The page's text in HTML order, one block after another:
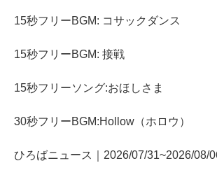
15秒フリーBGM: コサックダンス
15秒フリーBGM: 接戦
15秒フリーソング:おほしさま
30秒フリーBGM:Hollow（ホロウ）
ひろばニュース｜2026/07/31~2026/08/